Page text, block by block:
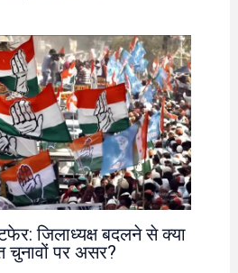
जिलाध्यक्ष बदलने से क्या
चुनावों पर असर?